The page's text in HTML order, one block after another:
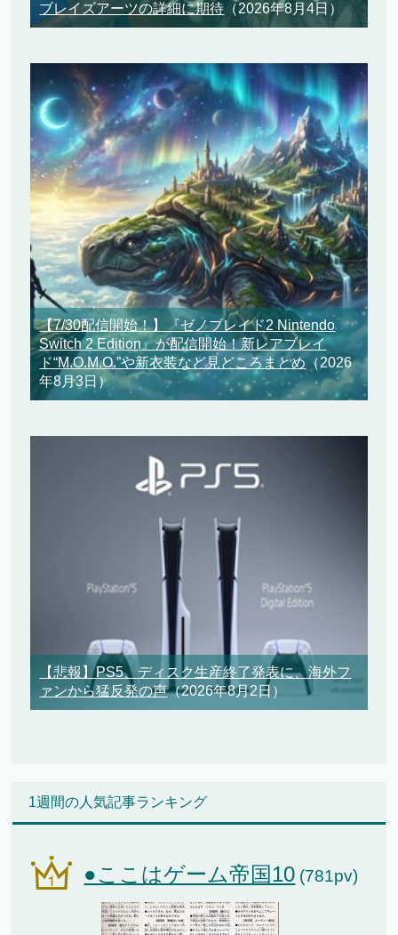
ブレイズアーツの詳細に期待 （2026年8月4日）
【7/30配信開始！】『ゼノブレイド2 Nintendo
Switch 2 Edition』が配信開始！新レアブレイ
ド“M.O.M.O.”や新衣装など見どころまとめ（2026
年8月3日）
【悲報】PS5、ディスク生産終了発表に、海外フ
ァンから猛反発の声（2026年8月2日）
1週間の人気記事ランキング
●ここはゲーム帝国10 (781pv)